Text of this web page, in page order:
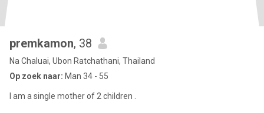
premkamon, 38
Na Chaluai, Ubon Ratchathani, Thailand
Op zoek naar: Man 34 - 55
I am a single mother of 2 children .